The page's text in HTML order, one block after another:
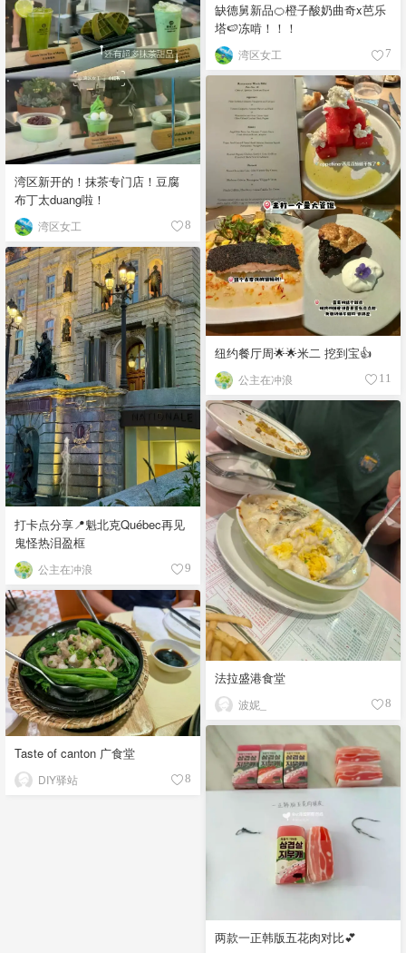
缺德舅新品🍊橙子酸奶曲奇x芭乐
塔🍉冻啃！！！
湾区女工 7
湾区新开的！抹茶专门店！豆腐
布丁太duang啦！
湾区女工 8
纽约餐厅周🌟🌟米二 挖到宝👍
公主在冲浪 11
打卡点分享📍魁北克Québec再见
鬼怪热泪盈框
公主在冲浪 9
法拉盛港食堂
波妮_ 8
Taste of canton 广食堂
DIY驿站 8
两款一正韩版五花肉对比💕